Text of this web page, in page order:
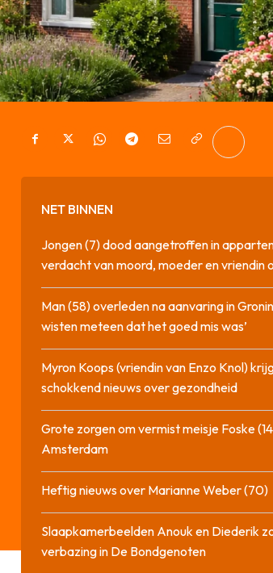
NET BINNEN
Jongen (7) dood aangetroffen in
verdacht van moord, moeder en vriendin
Man (58) overleden na aanvaring in
wisten meteen dat het goed mis was’
Myron Koops (vriendin van Enzo Knol)
schokkend nieuws over gezondheid
Grote zorgen om vermist meisje Foske
Amsterdam
Heftig nieuws over Marianne Weber (70)
Slaapkamerbeelden Anouk en Diederik
verbazing in De Bondgenoten